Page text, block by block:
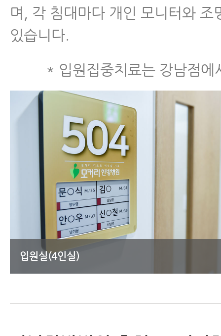
며, 각 침대마다 개인 모니터와 조
있습니다.
* 입원집중치료는 강남점에
입원실(4인실)